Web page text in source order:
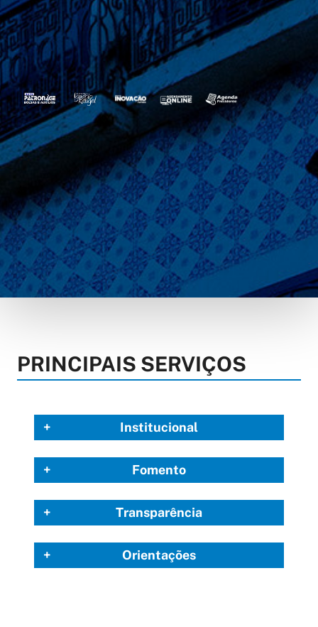
PRINCIPAIS SERVIÇOS
Institucional
Fomento
Transparência
Orientações